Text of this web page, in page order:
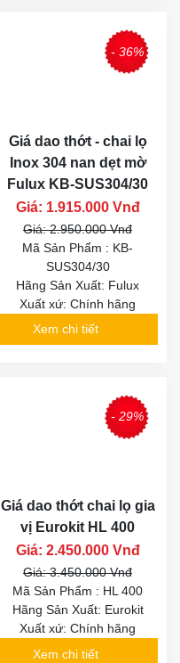
- 36%
Giá dao thớt - chai lọ
Inox 304 nan dẹt mờ
Fulux KB-SUS304/30
Giá: 1.915.000 Vnđ
Giá: 2.950.000 Vnđ
Mã Sản Phẩm : KB-
SUS304/30
Hãng Sản Xuất: Fulux
Xuất xứ: Chính hãng
Xem chi tiết
- 29%
Giá dao thớt chai lọ gia
vị Eurokit HL 400
Giá: 2.450.000 Vnđ
Giá: 3.450.000 Vnđ
Mã Sản Phẩm : HL 400
Hãng Sản Xuất: Eurokit
Xuất xứ: Chính hãng
Xem chi tiết